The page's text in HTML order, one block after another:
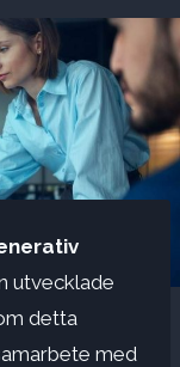
utvecklade
detta
med